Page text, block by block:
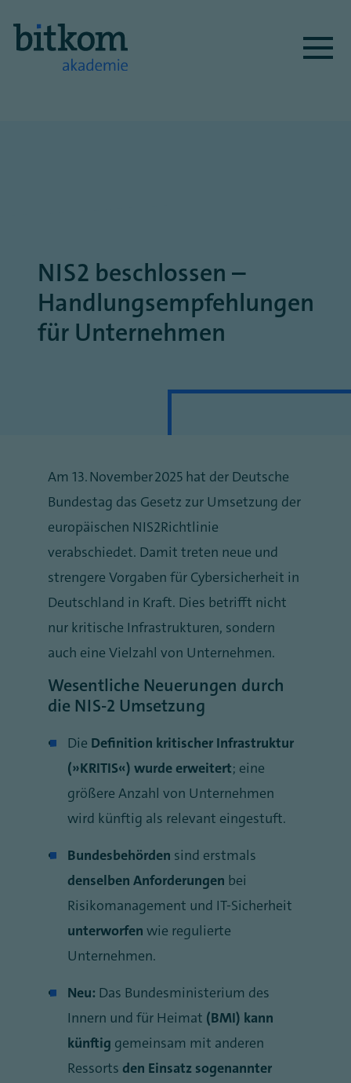
zum
NIS2 beschlossen –
Handlungsempfehlungen
für Unternehmen
Am 13. November 2025 hat der Deutsche
Bundestag das Gesetz zur Umsetzung der
europäischen NIS2Richtlinie
verabschiedet. Damit treten neue und
strengere Vorgaben für Cybersicherheit in
Deutschland in Kraft. Dies betrifft nicht
nur kritische Infrastrukturen, sondern
auch eine Vielzahl von Unternehmen.
Wesentliche Neuerungen durch
die NIS-2 Umsetzung
Die Definition kritischer Infrastruktur
(„KRITIS“) wurde erweitert; eine
größere Anzahl von Unternehmen
wird künftig als relevant eingestuft.
Bundesbehörden sind erstmals
denselben Anforderungen bei
Risikomanagement und IT-Sicherheit
unterworfen wie regulierte
Unternehmen.
Neu: Das Bundesministerium des
Innern und für Heimat (BMI) kann
künftig gemeinsam mit anderen
Ressorts den Einsatz sogenannter